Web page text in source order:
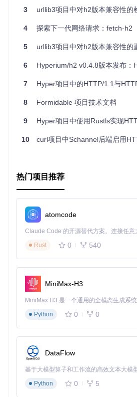
Lwt_main
应用场景与技术亮点
高性能 : 使用高效的OCaml语言编写
raday 实现了高效的数据解析和序列
HTTP/2特性: 全面支持HTTP/2协议
灵活性: 支持服务器和客户端模式，
跨平台: 由于采用标准库，h2可在各
论您是在构建现代Web服务还是进行性
3 urllib3项目中对h2版本兼容性的
4 探索下一代网络请求：fetch-h2
5 urllib3项目中对h2版本兼容性的
6 Hyperium/h2 v0.4.8版本发布：
7 Hyper项目中的HTTP/1.1与
8 Formidable 项目技术文档
9 Hyper项目中使用Rustls实现
10 curl项目中Schannel后端启用
热门项目推荐
atomcode
Rust
0 540
MiniMax-H3
Python
0 0
DataFlow
基于大模型算子和工作流的高效文本大模
Python
0 5